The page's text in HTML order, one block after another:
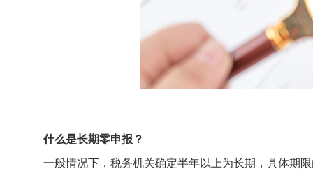
什么是长期零申报？
一般情况下，税务机关确定半年以上为长期，具体期